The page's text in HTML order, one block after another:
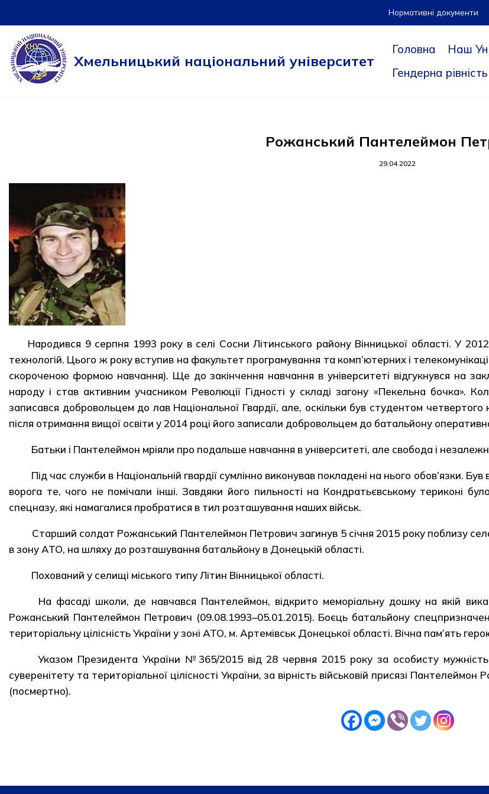
Перейти
до
вмісту
Нормативні документи
Хмельницький національний університет
Головна Наш
Гендерна рівність
Рожанський Пантелеймон
29.04.2022
Народився 9 серпня 1993 року в селі Сосни Літинського району Вінницької області. У
технологій. Цього ж року вступив на факультет програмування та комп’ютерних і
скороченою формою навчання). Ще до закінчення навчання в університеті відгукнувся на
народу і став активним учасником Революції Гідності у складі загону «Пекельна бочка».
записався добровольцем до лав Національної Гвардії, але, оскільки був студентом
після отримання вищої освіти у 2014 році його записали добровольцем до батальйону
Батьки і Пантелеймон мріяли про подальше навчання в університеті, але свобода і
Під час служби в Національній гвардії сумлінно виконував покладені на нього обов’язки.
ворога те, чого не помічали інші. Завдяки його пильності на Кондратьєвському териконі
спецназу, які намагалися пробратися в тил розташування наших військ.
Старший солдат Рожанський Пантелеймон Петрович загинув 5 січня 2015 року поблизу села
в зону АТО, на шляху до розташування батальйону в Донецькій області.
Похований у селищі міського типу Літин Вінницької області.
На фасаді школи, де навчався Пантелеймон, відкрито меморіальну дошку на якій
Рожанський Пантелеймон Петрович (09.08.1993–05.01.2015). Боєць батальйону
територіальну цілісність України у зоні АТО, м. Артемівськ Донецької області. Вічна пам’ять
Указом Президента України №365/2015 від 28 червня 2015 року за особисту мужність
суверенітету та територіальної цілісності України, за вірність військовій присязі
(посмертно).